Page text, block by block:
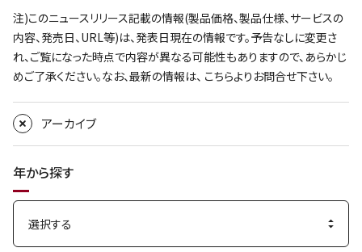
注)このニュースリリース記載の情報(製品価格、製品仕様、サービスの
内容、発売日、URL等)は、発表日現在の情報です。予告なしに変更さ
れ、ご覧になった時点で内容が異なる可能性もありますので、あらかじ
めご了承ください。なお、最新の情報は、 こちらよりお問合せ下さい。
アーカイブ
年から探す